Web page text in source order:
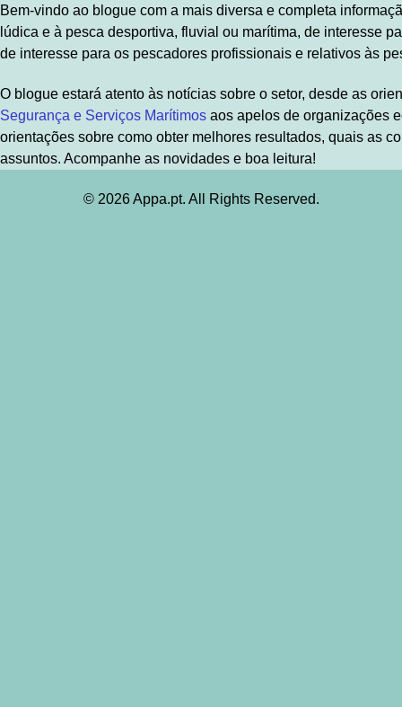
Bem-vindo ao blogue com a mais diversa e completa
lúdica e à pesca desportiva, fluvial ou marítima, de interesse
de interesse para os pescadores profissionais e relativos às
O blogue estará atento às notícias sobre o setor, desde as
Segurança e Serviços Marítimos aos apelos de organizações
orientações sobre como obter melhores resultados, quais as
assuntos. Acompanhe as novidades e boa leitura!
© 2026 Appa.pt. All Rights Reserved.